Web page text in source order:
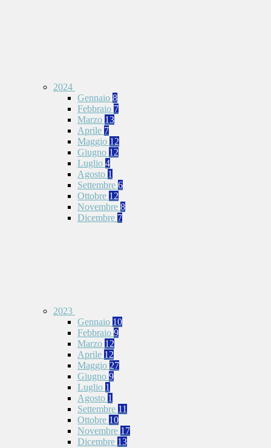
2024
Gennaio 8
Febbraio 7
Marzo 13
Aprile 7
Maggio 12
Giugno 12
Luglio 4
Agosto 1
Settembre 6
Ottobre 12
Novembre 8
Dicembre 7
2023
Gennaio 10
Febbraio 9
Marzo 12
Aprile 12
Maggio 27
Giugno 9
Luglio 1
Agosto 1
Settembre 11
Ottobre 10
Novembre 17
Dicembre 13